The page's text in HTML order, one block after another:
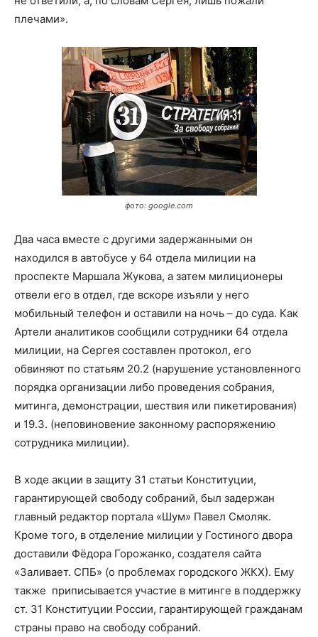
плечами».
фото: google.com
Два часа вместе с другими задержанными он
находился в автобусе у 64 отдела милиции на
проспекте Маршала Жукова, а затем милиционеры
отвели его в отдел, где вскоре изъяли у него
мобильный телефон и оставили на ночь – до суда. Как
Артели аналитиков сообщили сотрудники 64 отдела
милиции, на Сергея составлен протокол, его
обвиняют по статьям 20.2 (нарушение установленного
порядка организации либо проведения собрания,
митинга, демонстрации, шествия или пикетирования)
и 19.3. (неповиновение законному распоряжению
сотрудника милиции).
В ходе акции в защиту 31 статьи Конституции,
гарантирующей свободу собраний, был задержан
главный редактор портала «Шум» Павел Смоляк.
Кроме того, в отделение милиции у Гостиного двора
доставили Фёдора Горожанко, создателя сайта
«Заливает. СПБ» (о проблемах городского ЖКХ). Ему
также приписывается участие в митинге в поддержку
ст. 31 Конституции России, гарантирующей гражданам
страны право на свободу собраний.